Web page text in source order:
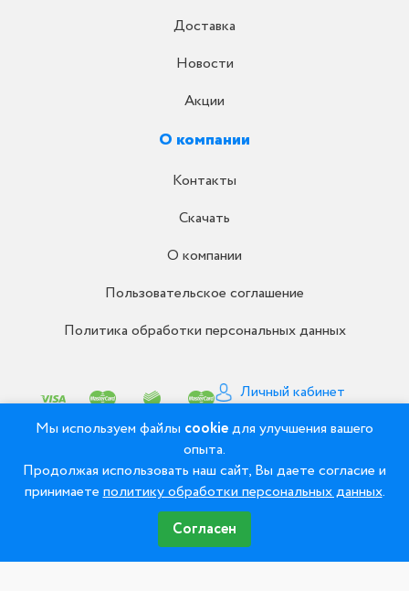
Мы используем файлы cookieдля улучшения вашего
опыта.
Продолжая использовать наш сайт, Вы даете согласие и
принимаетеполитику обработки персональных данных.
Согласен
Доставка
Новости
Акции
О компании
Контакты
Скачать
О компании
Пользовательское соглашение
Политика обработки персональных данных
Личный кабинет
© 2008 - 2026 ООО «Рудент» - Зуботехнические
материалы и оборудование